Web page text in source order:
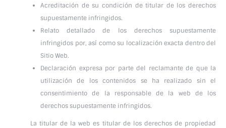
Acreditación de su condición de titular de los derechos
supuestamente infringidos.
Relato detallado de los derechos supuestamente
infringidos por, así como su localización exacta dentro del
Sitio Web.
Declaración expresa por parte del reclamante de que la
utilización de los contenidos se ha realizado sin el
consentimiento de la responsable de la web de los
derechos supuestamente infringidos.
La titular de la web es titular de los derechos de propiedad